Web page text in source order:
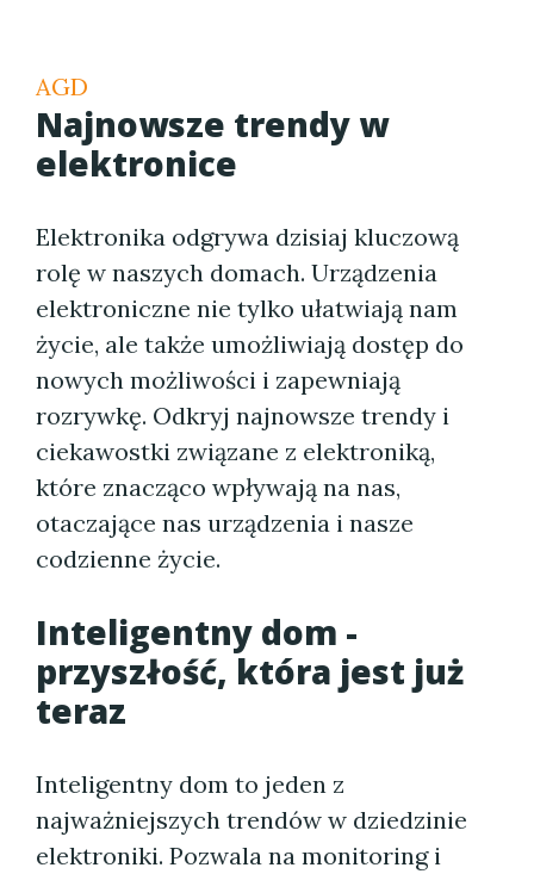
AGD
Najnowsze trendy w
elektronice
Elektronika odgrywa dzisiaj kluczową
rolę w naszych domach. Urządzenia
elektroniczne nie tylko ułatwiają nam
życie, ale także umożliwiają dostęp do
nowych możliwości i zapewniają
rozrywkę. Odkryj najnowsze trendy i
ciekawostki związane z elektroniką,
które znacząco wpływają na nas,
otaczające nas urządzenia i nasze
codzienne życie.
Inteligentny dom -
przyszłość, która jest już
teraz
Inteligentny dom to jeden z
najważniejszych trendów w dziedzinie
elektroniki. Pozwala na monitoring i